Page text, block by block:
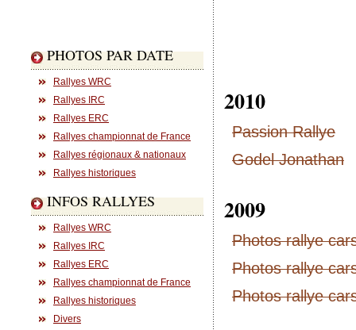
PHOTOS PAR DATE
Rallyes WRC
Rallyes IRC
Rallyes ERC
Rallyes championnat de France
Rallyes régionaux & nationaux
Rallyes historiques
INFOS RALLYES
Rallyes WRC
Rallyes IRC
Rallyes ERC
Rallyes championnat de France
Rallyes historiques
Divers
2010
Passion Rallye
Godel Jonathan
2009
Photos rallye
Photos rallye
Photos rallye